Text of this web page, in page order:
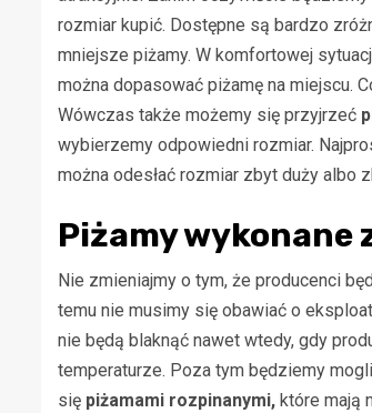
rozmiar kupić. Dostępne są bardzo
mniejsze piżamy. W komfortowej
można dopasować piżamę na miejscu.
Wówczas także możemy się przyjrzeć
wybierzemy odpowiedni rozmiar.
można odesłać rozmiar zbyt duży albo
Piżamy wykonane
Nie zmieniajmy o tym, że producenci
temu nie musimy się obawiać o
nie będą blaknąć nawet wtedy, gdy
temperaturze. Poza tym będziemy
się piżamami rozpinanymi, które mają